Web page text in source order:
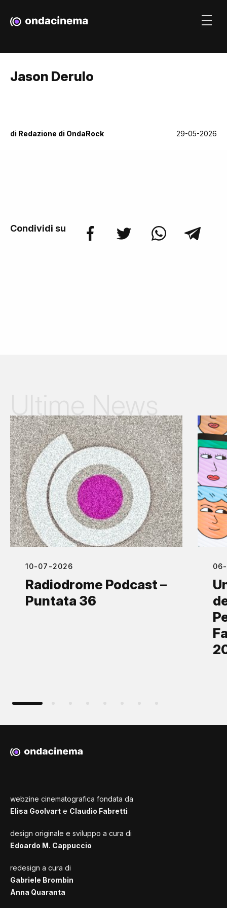
Jason Derulo
di Redazione di OndaRock 29-05-2026
Condividi su
10-07-2026
Radiodrome Podcast –
Puntata 36
webzine cinematografica fondata da
Elisa Goolvart e Claudio Fabretti
design originale e sviluppo a cura di
Edoardo M. Cappuccio
redesign a cura di
Gabriele Brombin
Anna Quaranta